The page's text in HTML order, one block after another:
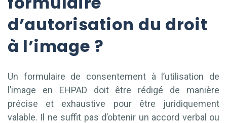
d’autorisation du droit
à l’image ?
Un formulaire de consentement à l’utilisation de
l’image en EHPAD doit être rédigé de manière
précise et exhaustive pour être juridiquement
valable. Il ne suffit pas d’obtenir un accord verbal ou